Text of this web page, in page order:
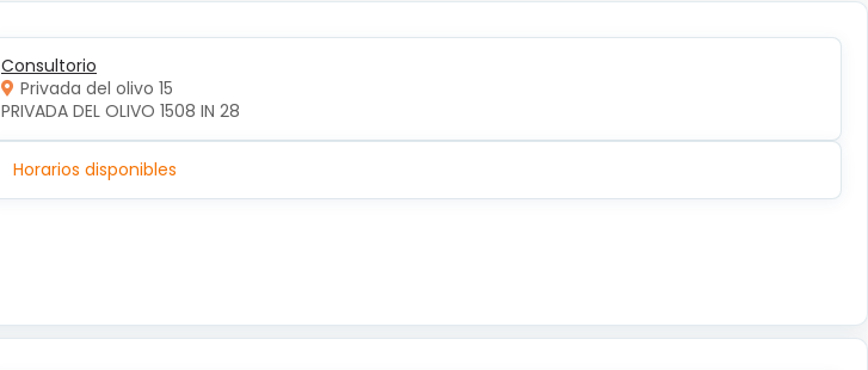
Consultorio
Privada del olivo 15
PRIVADA DEL OLIVO 1508 IN 28
Horarios disponibles